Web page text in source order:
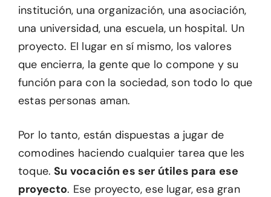
institución, una organización, una asociación,
una universidad, una escuela, un hospital. Un
proyecto. El lugar en sí mismo, los valores
que encierra, la gente que lo compone y su
función para con la sociedad, son todo lo que
estas personas aman.
Por lo tanto, están dispuestas a jugar de
comodines haciendo cualquier tarea que les
toque.Su vocación es ser útiles para ese
proyecto. Ese proyecto, ese lugar, esa gran